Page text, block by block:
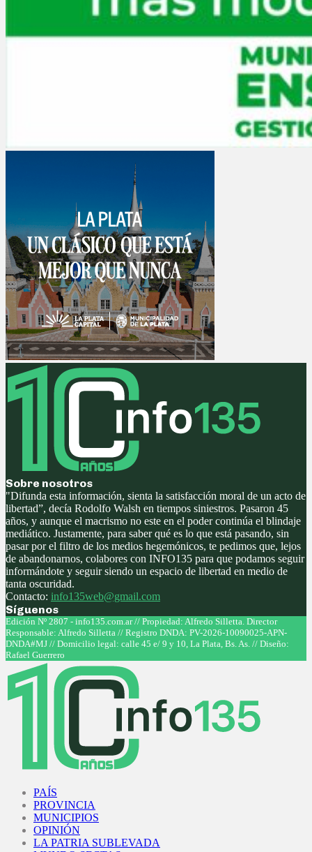
Sobre nosotros
"Difunda esta información, sienta la satisfacción moral de un acto de
libertad”, decía Rodolfo Walsh en tiempos siniestros. Pasaron 45
años, y aunque el macrismo no este en el poder continúa el blindaje
mediático. Justamente, para saber qué es lo que está pasando, sin
pasar por el filtro de los medios hegemónicos, te pedimos que, lejos
de abandonarnos, colabores con INFO135 para que podamos seguir
informándote y seguir siendo un espacio de libertad en medio de
tanta oscuridad.
Contacto: info135web@gmail.com
Síguenos
Facebook
Twitter
Instagram
Youtube
Edición Nº 2807 - info135.com.ar // Propiedad: Alfredo Silletta. Director
Responsable: Alfredo Silletta // Registro DNDA: PV-2026-10090025-APN-
DNDA#MJ // Domicilio legal: calle 45 e/ 9 y 10, La Plata, Bs. As. // Diseño:
Rafael Guerrero
PAÍS
PROVINCIA
MUNICIPIOS
OPINIÓN
LA PATRIA SUBLEVADA